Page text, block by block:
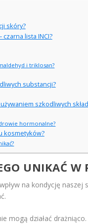
skóry?
lista INCI?
i triklosan?
substancji?
szkodliwych
hormonalne?
kosmetyków?
UNIKAĆ W
na kondycję
mogą działać